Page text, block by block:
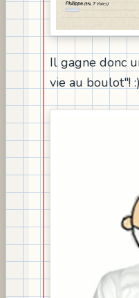
Il gagne donc
vie au boulot"! :)